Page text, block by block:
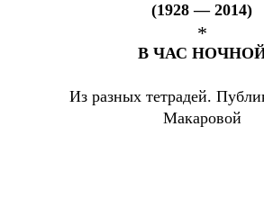
(1928 — 2014)
*
В ЧАС
Из разных тетрадей.
Макаровой